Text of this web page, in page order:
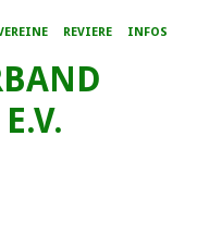
REVIERE INFOS